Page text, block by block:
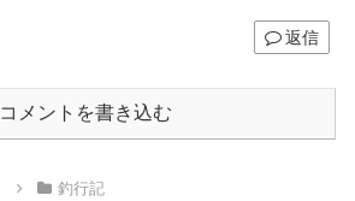
返信
コメントを書き込む
釣行記